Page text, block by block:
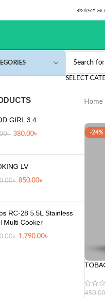
বাংলাদেশে
SELECT
GIRL 3.4
৳ 380.00৳
LV
৳ 850.00৳
RC-28 5.5L Stainless
Multi Cooker
৳ 1,790.00৳
Home
-24%
450.00